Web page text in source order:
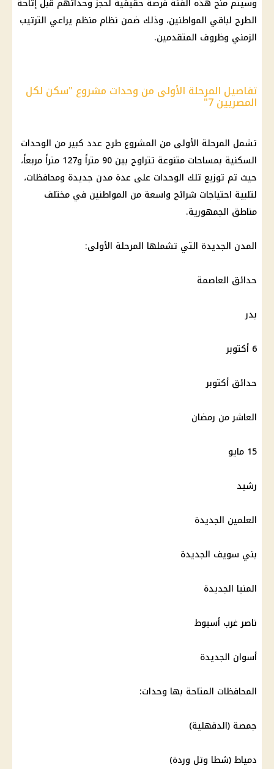
الطرح لباقي المواطنين، وذلك ضمن نظام منظم يراعي الترتيب
الزمني وظروف المتقدمين.
تفاصيل المرحلة الأولى من وحدات مشروع "سكن لكل
المصريين 7"
تشمل المرحلة الأولى من المشروع طرح عدد كبير من الوحدات
السكنية
بمساحات متنوعة تتراوح بين 90 متراً و127 متراً مربعاً،
حيث تم توزيع تلك الوحدات على عدة مدن جديدة ومحافظات،
لتلبية احتياجات شرائح واسعة من المواطنين في مختلف
مناطق الجمهورية.
المدن الجديدة التي تشملها المرحلة الأولى:
حدائق العاصمة
بدر
6 أكتوبر
حدائق أكتوبر
العاشر من رمضان
15 مايو
رشيد
العلمين الجديدة
بني سويف الجديدة
المنيا الجديدة
ناصر غرب أسيوط
أسوان الجديدة
المحافظات المتاحة بها وحدات:
جمصة (الدقهلية)
دمياط (شطا وتل وردة)